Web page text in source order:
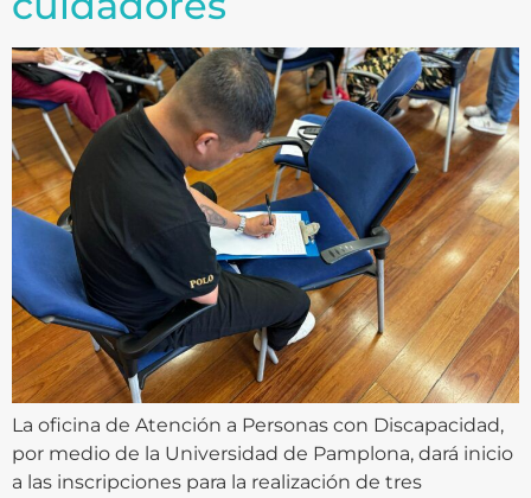
La oficina de Atención a Personas con Discapacidad,
por medio de la Universidad de Pamplona, dará inicio
a las inscripciones para la realización de tres